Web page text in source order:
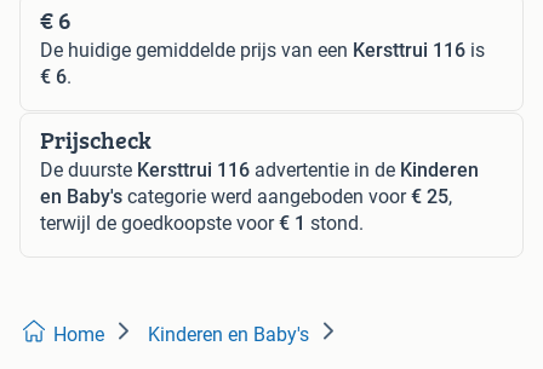
€ 6
De huidige gemiddelde prijs van een Kersttrui 116 is
€ 6.
Prijscheck
De duurste Kersttrui 116 advertentie in de Kinderen
en Baby's categorie werd aangeboden voor€ 25,
terwijl de goedkoopste voor€ 1 stond.
Home Kinderen en Baby's